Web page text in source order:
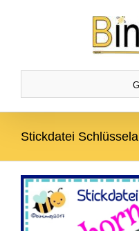
Stickdatei